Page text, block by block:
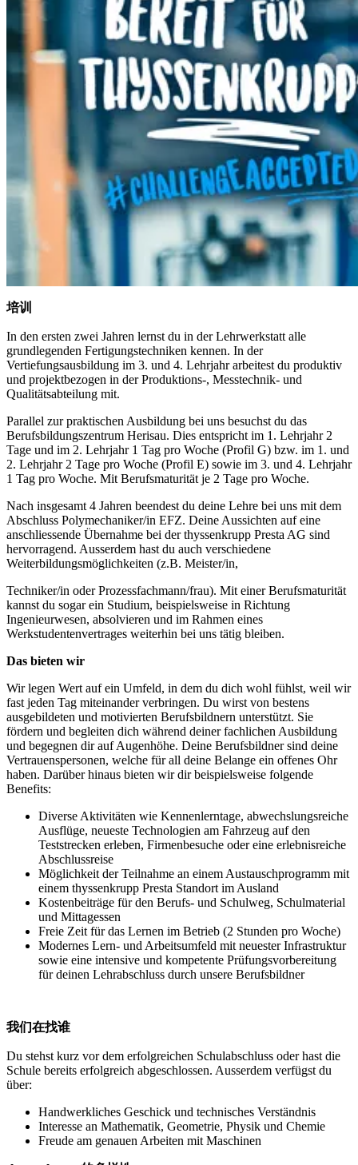
培训
In den ersten zwei Jahren lernst du in der Lehrwerkstatt alle
grundlegenden Fertigungstechniken kennen. In der
Vertiefungsausbildung im 3. und 4. Lehrjahr arbeitest du produktiv
und projektbezogen in der Produktions-, Messtechnik- und
Qualitätsabteilung mit.
Parallel zur praktischen Ausbildung bei uns besuchst du das
Berufsbildungszentrum Herisau. Dies entspricht im 1. Lehrjahr 2
Tage und im 2. Lehrjahr 1 Tag pro Woche (Profil G) bzw. im 1. und
2. Lehrjahr 2 Tage pro Woche (Profil E) sowie im 3. und 4. Lehrjahr
1 Tag pro Woche. Mit Berufsmaturität je 2 Tage pro Woche.
Nach insgesamt 4 Jahren beendest du deine Lehre bei uns mit dem
Abschluss Polymechaniker/in EFZ. Deine Aussichten auf eine
anschliessende Übernahme bei der thyssenkrupp Presta AG sind
hervorragend. Ausserdem hast du auch verschiedene
Weiterbildungsmöglichkeiten (z.B. Meister/in,
Techniker/in oder Prozessfachmann/frau). Mit einer Berufsmaturität
kannst du sogar ein Studium, beispielsweise in Richtung
Ingenieurwesen, absolvieren und im Rahmen eines
Werkstudentenvertrages weiterhin bei uns tätig bleiben.
Das bieten wir
Wir legen Wert auf ein Umfeld, in dem du dich wohl fühlst, weil wir
fast jeden Tag miteinander verbringen. Du wirst von bestens
ausgebildeten und motivierten Berufsbildnern unterstützt. Sie
fördern und begleiten dich während deiner fachlichen Ausbildung
und begegnen dir auf Augenhöhe. Deine Berufsbildner sind deine
Vertrauenspersonen, welche für all deine Belange ein offenes Ohr
haben. Darüber hinaus bieten wir dir beispielsweise folgende
Benefits:
Diverse Aktivitäten wie Kennenlerntage, abwechslungsreiche
Ausflüge, neueste Technologien am Fahrzeug auf den
Teststrecken erleben, Firmenbesuche oder eine erlebnisreiche
Abschlussreise
Möglichkeit der Teilnahme an einem Austauschprogramm mit
einem thyssenkrupp Presta Standort im Ausland
Kostenbeiträge für den Berufs- und Schulweg, Schulmaterial
und Mittagessen
Freie Zeit für das Lernen im Betrieb (2 Stunden pro Woche)
Modernes Lern- und Arbeitsumfeld mit neuester Infrastruktur
sowie eine intensive und kompetente Prüfungsvorbereitung
für deinen Lehrabschluss durch unsere Berufsbildner
我们在找谁
Du stehst kurz vor dem erfolgreichen Schulabschluss oder hast die
Schule bereits erfolgreich abgeschlossen. Ausserdem verfügst du
über:
Handwerkliches Geschick und technisches Verständnis
Interesse an Mathematik, Geometrie, Physik und Chemie
Freude am genauen Arbeiten mit Maschinen